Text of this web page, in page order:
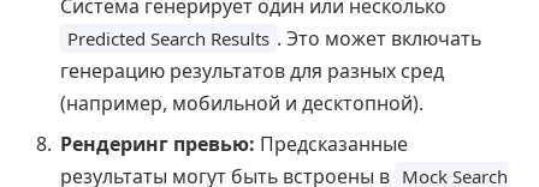
Система генерирует один или несколько
Predicted Search Results . Это может включать
генерацию результатов для разных сред
(например, мобильной и десктопной).
Рендеринг превью: Предсказанные
результаты могут быть встроены в Mock Search